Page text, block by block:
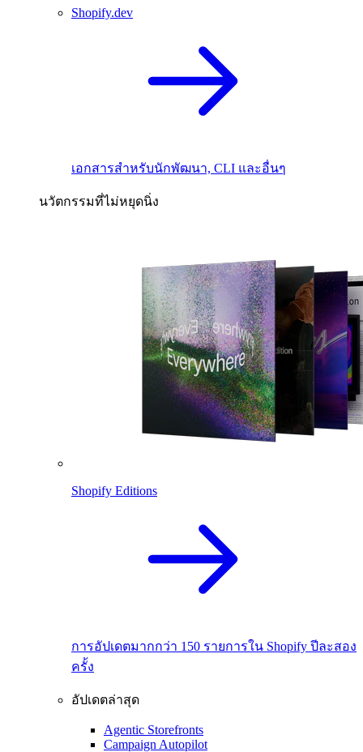
Shopify.dev
เอกสารสำหรับนักพัฒนา, CLI และอื่นๆ
นวัตกรรมที่ไม่หยุดนิ่ง
Shopify Editions
การอัปเดตมากกว่า 150 รายการใน Shopify ปีละสอง
ครั้ง
อัปเดตล่าสุด
Agentic Storefronts
Campaign Autopilot